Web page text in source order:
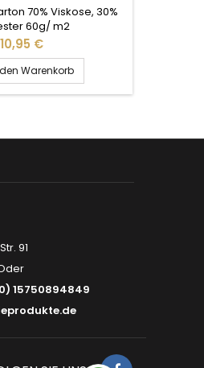
70% Viskose, 30%
60g/ m2
Preis
10,95 €
Warenkorb
91
15750894849